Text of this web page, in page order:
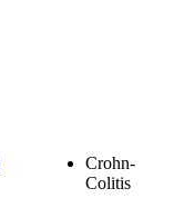
Crohn-
Colitis